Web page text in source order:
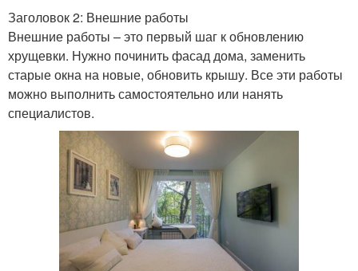
Заголовок 2: Внешние работы
Внешние работы – это первый шаг к обновлению
хрущевки. Нужно починить фасад дома, заменить
старые окна на новые, обновить крышу. Все эти работы
можно выполнить самостоятельно или нанять
специалистов.